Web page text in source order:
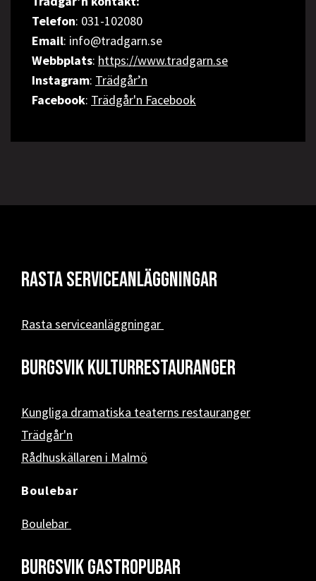
Telefon: 031-102080
Email: info@tradgarn.se
Webbplats: https://www.tradgarn.se
Instagram: Trädgår’n
Facebook: Trädgår'n Facebook
Rasta serviceanläggningar
Rasta serviceanläggningar
Burgsvik kulturrestauranger
Kungliga dramatiska teaterns restauranger
Trädgår'n
Rådhuskällaren i Malmö
Boulebar
Boulebar
Burgsvik Gastropubar